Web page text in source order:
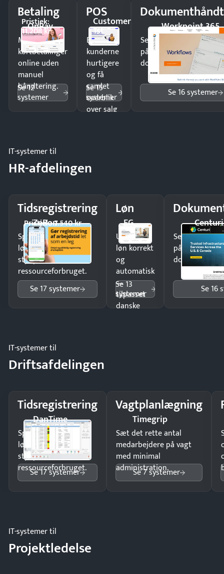
Betaling
OnPay
Pristjek:
11.208 kr
Modtag
kortbetalinger
online uden
manuel
håndtering.
Se 12
systemer
POS
Customer
1st
Ekspedér
kunderne
hurtigere
og få
samlet
overblik
over salg
Se 15
systemer
Workpoint 365
Send kontrakter til
på minutter og mist
dokumenter.
Se 16 systemer
IT-systemer til
HR-afdelingen
Tidsregistrering
ZeBon
Pristjek: 7.540 kr
Spar tid på
lønberegning og få
styr på
ressourceforbruget.
Se 17 systemer
Løn
EG
Udbetal
løn korrekt
og
automatisk
—
tilpasset
danske
Se 13
systemer
Centuri
Send
på minutter
dokumenter.
Se 16
IT-systemer til
Driftsafdelingen
Tidsregistrering
DanTime
Spar tid på
lønberegning og få
styr på
ressourceforbruget.
Se 17 systemer
Vagtplanlægning
Timegrip
Sæt det rette antal
medarbejdere på vagt
med minimal
administration.
Se 7 systemer
IT-systemer til
Projektledelse